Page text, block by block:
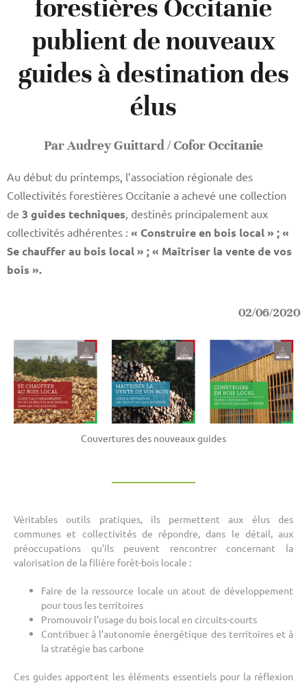
forestières Occitanie
publient denouveaux
guides à destination des
élus
Par Audrey Guittard / Cofor Occitanie
Au début du printemps, l’association régionale des
Collectivités forestières Occitanie a achevé une collection
de 3 guides techniques, destinés principalement aux
collectivités adhérentes : « Construire en bois local » ; «
Se chauffer au bois local » ; « Maîtriser la vente de vos
bois ».
02/06/2020
Couvertures des nouveaux guides
Véritables outils pratiques, ils permettent aux élus des
communes et collectivités de répondre, dans le détail, aux
préoccupations qu’ils peuvent rencontrer concernant la
valorisation de la filière forêt-bois locale :
Faire de la ressource locale un atout de développement
pour tous les territoires
Promouvoir l’usage du bois local en circuits-courts
Contribuer à l’autonomie énergétique des territoires et à
la stratégie bas carbone
Ces guides apportent les éléments essentiels pour la réflexion